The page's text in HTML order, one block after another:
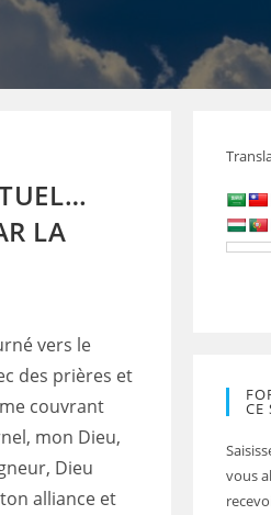
LA
vers le
des prières et
couvrant
mon Dieu,
Dieu
alliance et
CE
vous